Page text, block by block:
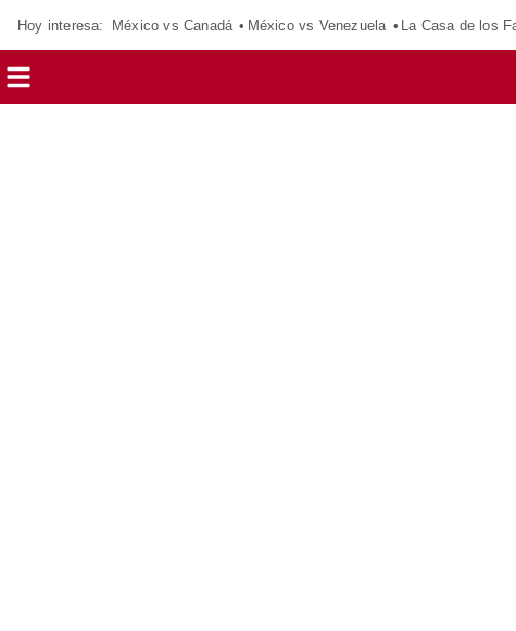
Hoy interesa: México vs Canadá México vs Venezuela La Casa de los